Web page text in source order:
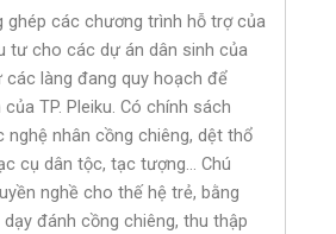
ghép các chương trình hỗ trợ của
tư cho các dự án dân sinh của
các làng đang quy hoạch để
TP. Pleiku. Có chính sách
nghệ nhân cồng chiêng, dệt thổ
cụ dân tộc, tạc tượng… Chú
nghề cho thế hệ trẻ, bằng
đánh cồng chiêng, thu thập